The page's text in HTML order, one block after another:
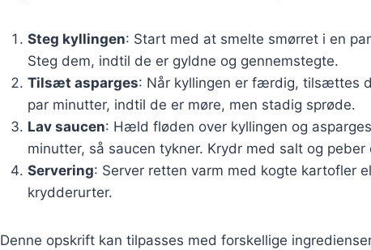
Steg kyllingen: Start med at smelte smørret i en
Steg dem, indtil de er gyldne og gennemstegte.
Tilsæt asparges: Når kyllingen er færdig, tilsættes
par minutter, indtil de er møre, men stadig sprøde.
Lav saucen: Hæld fløden over kyllingen og
minutter, så saucen tykner. Krydr med salt og peber
Servering: Server retten varm med kogte kartofler
krydderurter.
Denne opskrift kan tilpasses med forskellige